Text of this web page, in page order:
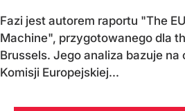
Fazi jest autorem raportu "The
Machine", przygotowanego dla
Brussels. Jego analiza bazuje
Komisji Europejskiej...